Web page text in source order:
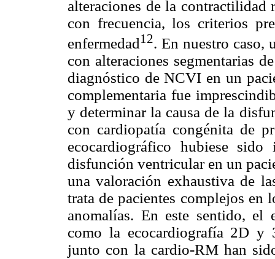
alteraciones de la contractilidad
con frecuencia, los criterios
enfermedad12. En nuestro caso,
con alteraciones segmentarias
diagnóstico de NCVI en un
complementaria fue
y determinar la causa de la
con cardiopatía congénita de
ecocardiográfico hubiese
disfunción ventricular en un
una valoración exhaustiva de
trata de pacientes complejos en
anomalías. En este sentido, el
como la ecocardiografía 2D y
junto con la cardio-RM han